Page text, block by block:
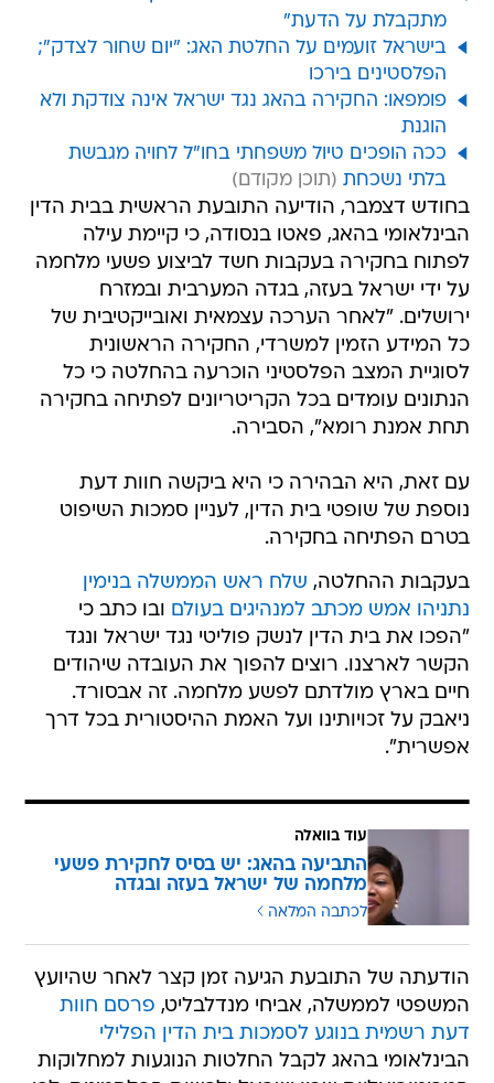
מתקבלת על הדעת"
בישראל זועמים על החלטת האג: "יום שחור לצדק";
הפלסטינים בירכו
פומפאו: החקירה בהאג נגד ישראל אינה צודקת ולא
הוגנת
ככה הופכים טיול משפחתי בחו"ל לחויה מגבשת
בלתי נשכחת
בחודש דצמבר, הודיעה התובעת הראשית בבית הדין
הבינלאומי בהאג, פאטו בנסודה, כי קיימת עילה
לפתוח בחקירה בעקבות חשד לביצוע פשעי מלחמה
על ידי ישראל בעזה, בגדה המערבית ובמזרח
ירושלים. "לאחר הערכה עצמאית ואובייקטיבית של
כל המידע הזמין למשרדי, החקירה הראשונית
לסוגיית המצב הפלסטיני הוכרעה בהחלטה כי כל
הנתונים עומדים בכל הקריטריונים לפתיחה בחקירה
תחת אמנת רומא", הסבירה.
עם זאת, היא הבהירה כי היא ביקשה חוות דעת
נוספת של שופטי בית הדין, לעניין סמכות השיפוט
בטרם הפתיחה בחקירה.
בעקבות ההחלטה, שלח ראש הממשלה בנימין
נתניהו אמש מכתב למנהיגים בעולם ובו כתב כי
"הפכו את בית הדין לנשק פוליטי נגד ישראל ונגד
הקשר לארצנו. רוצים להפוך את העובדה שיהודים
חיים בארץ מולדתם לפשע מלחמה. זה אבסורד.
ניאבק על זכויותינו ועל האמת ההיסטורית בכל דרך
אפשרית".
עוד בוואלה
התביעה בהאג: יש בסיס לחקירת פשעי
מלחמה של ישראל בעזה ובגדה
לכתבה המלאה
הודעתה של התובעת הגיעה זמן קצר לאחר שהיועץ
המשפטי לממשלה, אביחי מנדלבליט, פרסם חוות
דעת רשמית בנוגע לסמכות בית הדין הפלילי
הבינלאומי בהאג לקבל החלטות הנוגעות למחלוקות